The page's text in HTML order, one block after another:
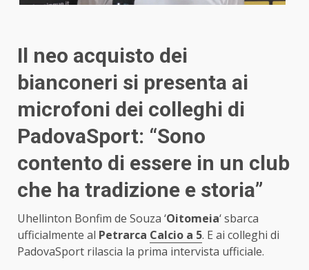
Il neo acquisto dei
bianconeri si presenta ai
microfoni dei colleghi di
PadovaSport: “Sono
contento di essere in un club
che ha tradizione e storia”
Uhellinton Bonfim de Souza ‘Oitomeia‘ sbarca
ufficialmente al Petrarca Calcio a 5. E ai colleghi di
PadovaSport rilascia la prima intervista ufficiale.